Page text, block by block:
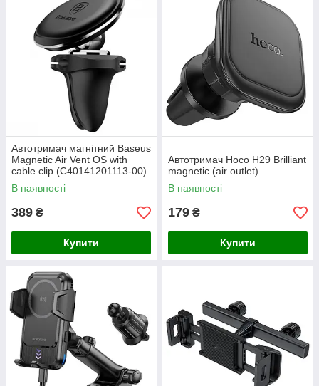
Автотримач магнітний Baseus
Magnetic Air Vent OS with
cable clip (C40141201113-00)
В наявності
389 ₴
Купити
Автотримач Hoco H29 Brilliant
magnetic (air outlet)
В наявності
179 ₴
Купити